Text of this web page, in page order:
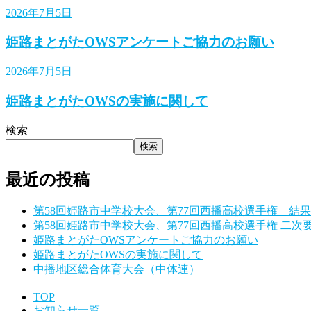
2026年7月5日
姫路まとがたOWSアンケートご協力のお願い
2026年7月5日
姫路まとがたOWSの実施に関して
検索
検索
最近の投稿
第58回姫路市中学校大会、第77回西播高校選手権 結
第58回姫路市中学校大会、第77回西播高校選手権 二次
姫路まとがたOWSアンケートご協力のお願い
姫路まとがたOWSの実施に関して
中播地区総合体育大会（中体連）
TOP